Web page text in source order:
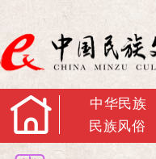
中华民族
民族风俗